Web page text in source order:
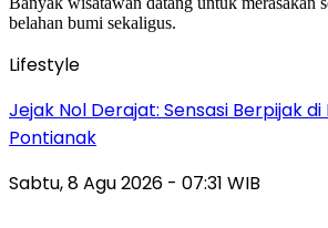
Lifestyle
Jejak Nol Derajat: Sensasi Berpijak
Pontianak
Sabtu, 8 Agu 2026 - 07:31 WIB